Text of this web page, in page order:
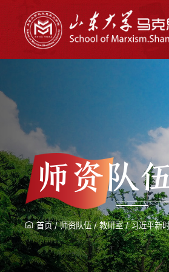
师资队
首页/师资队伍/教研室/习近平新